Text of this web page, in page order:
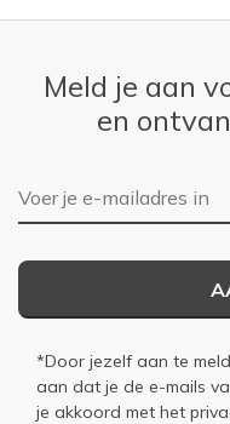
Meld je aan
en
E-mailadres
*Door jezelf aan te
aan dat je de e-mails
je akkoord met het